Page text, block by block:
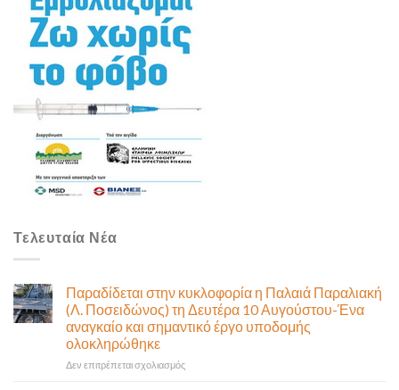
Τελευταία Νέα
Παραδίδεται στην κυκλοφορία η Παλαιά Παραλιακή
(Λ. Ποσειδώνος) τη Δευτέρα 10 Αυγούστου-Ένα
αναγκαίο και σημαντικό έργο υποδομής
ολοκληρώθηκε
Δεν επιτρέπεται σχολιασμόςστο